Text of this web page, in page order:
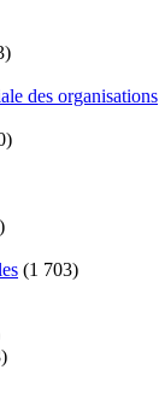
des organisations
(1 703)